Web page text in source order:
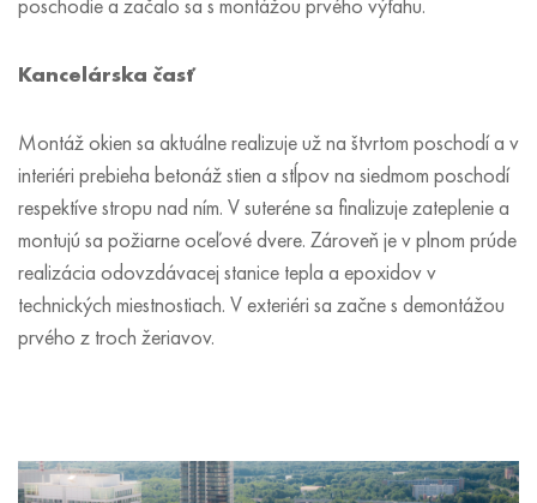
Kancelárska časť
Montáž okien sa aktuálne realizuje už na štvrtom poschodí a v
interiéri prebieha betonáž stien a stĺpov na siedmom poschodí
respektíve stropu nad ním. V suteréne sa finalizuje zateplenie a
montujú sa požiarne oceľové dvere. Zároveň je v plnom prúde
realizácia odovzdávacej stanice tepla a epoxidov v
technických miestnostiach. V exteriéri sa začne s demontážou
prvého z troch žeriavov.